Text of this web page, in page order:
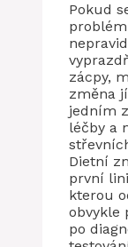
Pokud
problém
zácpy,
změna
jedním
léčby a
Dietní
první
kterou
obvykle
po